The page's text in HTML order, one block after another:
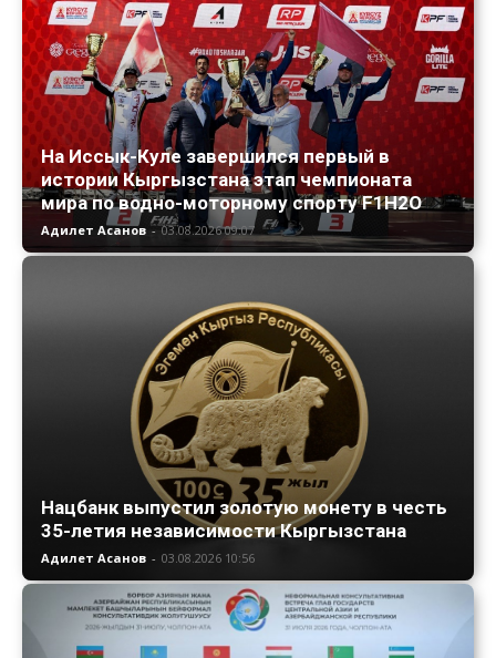
На Иссык-Куле завершился первый в
истории Кыргызстана этап чемпионата
мира по водно-моторному спорту F1H2O
Адилет Асанов - 03.08.2026 09:07
Нацбанк выпустил золотую монету в честь
35-летия независимости Кыргызстана
Адилет Асанов - 03.08.2026 10:56